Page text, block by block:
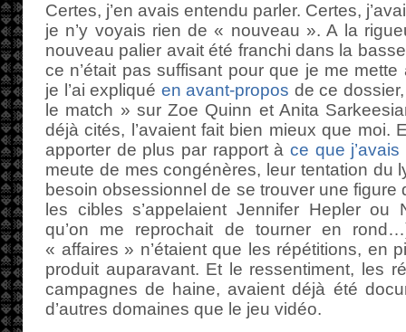
Certes, j’en avais entendu parler. Certes,
je n’y voyais rien de « nouveau ». A la
nouveau palier avait été franchi dans la
ce n’était pas suffisant pour que je me
je l’ai expliqué en avant-propos de ce
le match » sur Zoe Quinn et Anita
déjà cités, l’avaient fait bien mieux que moi.
apporter de plus par rapport à ce que
meute de mes congénères, leur tentation du
besoin obsessionnel de se trouver une figure
les cibles s’appelaient Jennifer Hepler ou
qu’on me reprochait de tourner en
« affaires » n’étaient que les répétitions, en
produit auparavant. Et le ressentiment, les
campagnes de haine, avaient déjà été
d’autres domaines que le jeu vidéo.